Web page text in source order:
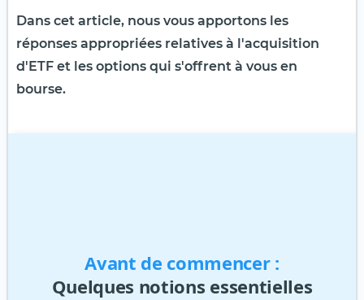
Dans cet article, nous vous apportons les
réponses appropriées relatives à l'acquisition
d'ETF et les options qui s'offrent à vous en
bourse.
Avant de commencer :
Quelques notions essentielles